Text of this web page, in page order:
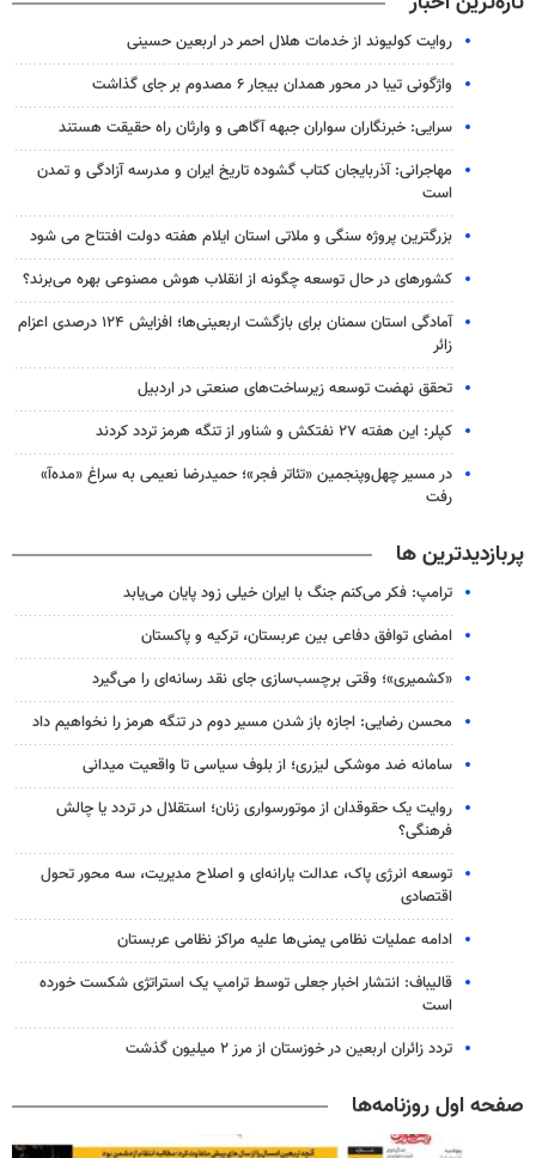
روایت کولیوند از خدمات هلال احمر در اربعین حسینی
واژگونی تیبا در محور همدان بیجار ۶ مصدوم بر جای گذاشت
سرایی: خبرنگاران سواران جبهه آگاهی و وارثان راه حقیقت هستند
مهاجرانی: آذربایجان کتاب گشوده تاریخ ایران و مدرسه آزادگی و تمدن
است
بزرگترین پروژه سنگی و ملاتی استان ایلام هفته دولت افتتاح می شود
کشورهای در حال توسعه چگونه از انقلاب هوش مصنوعی بهره می‌برند؟
آمادگی استان سمنان برای بازگشت اربعینی‌ها؛ افزایش ۱۲۴ درصدی اعزام
زائر
تحقق نهضت توسعه زیرساخت‌های صنعتی در اردبیل
کپلر: این هفته ۲۷ نفتکش و شناور از تنگه هرمز تردد کردند
در مسیر چهل‌وپنجمین «تئاتر فجر»؛ حمیدرضا نعیمی به سراغ «مده‌آ»
رفت
پربازدیدترین ها
ترامپ: فکر می‌کنم جنگ با ایران خیلی زود پایان می‌یابد
امضای توافق دفاعی بین عربستان، ترکیه و پاکستان
«کشمیری»؛ وقتی برچسب‌سازی جای نقد رسانه‌ای را می‌گیرد
محسن رضایی: اجازه باز شدن مسیر دوم در تنگه هرمز را نخواهیم داد
سامانه ضد موشکی لیزری؛ از بلوف سیاسی تا واقعیت میدانی
روایت یک حقوقدان از موتورسواری زنان؛ استقلال در تردد یا چالش
فرهنگی؟
توسعه انرژی پاک، عدالت یارانه‌ای و اصلاح مدیریت، سه محور تحول
اقتصادی
ادامه عملیات نظامی یمنی‌ها علیه مراکز نظامی عربستان
قالیباف: انتشار اخبار جعلی توسط ترامپ یک استراتژی شکست خورده
است
تردد زائران اربعین در خوزستان از مرز ۲ میلیون گذشت
صفحه اول روزنامه‌ها